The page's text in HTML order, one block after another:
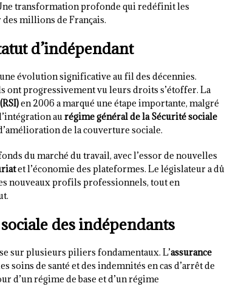
transformation profonde qui redéfinit les
millions de Français.
d’indépendant
évolution significative au fil des décennies.
ont progressivement vu leurs droits s’étoffer. La
en 2006 a marqué une étape importante, malgré
aurégime général de la Sécurité sociale
de la couverture sociale.
du marché du travail, avec l’essor de nouvelles
et l’économie des plateformes. Le législateur a dû
nouveaux profils professionnels, tout en
des indépendants
sur plusieurs piliers fondamentaux. L’assurance
soins de santé et des indemnités en cas d’arrêt de
d’un régime de base et d’un régime